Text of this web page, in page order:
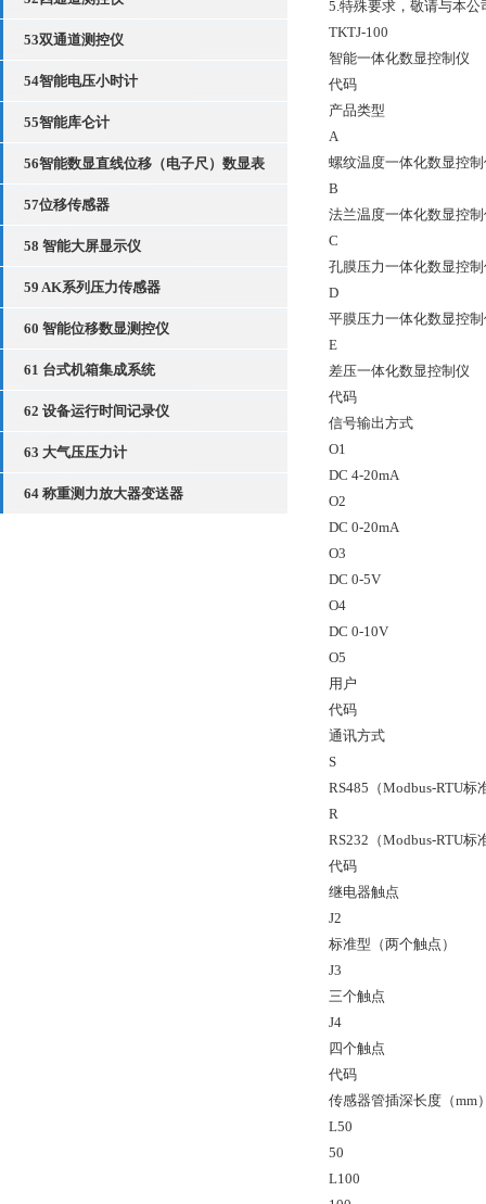
53双通道测控仪
54智能电压小时计
55智能库仑计
56智能数显直线位移（电子尺）数显表
57位移传感器
58 智能大屏显示仪
59 AK系列压力传感器
60 智能位移数显测控仪
61 台式机箱集成系统
62 设备运行时间记录仪
63 大气压压力计
64 称重测力放大器变送器
5.特殊要求，敬请与本
TKTJ-100
智能一体化数显控制仪
代码
产品类型
A
螺纹温度一体化数显控
B
法兰温度一体化数显控
C
孔膜压力一体化数显控
D
平膜压力一体化数显控
E
差压一体化数显控制仪
代码
信号输出方式
O1
DC 4-20mA
O2
DC 0-20mA
O3
DC 0-5V
O4
DC 0-10V
O5
用户
代码
通讯方式
S
RS485（Modbus-RTU标
R
RS232（Modbus-RTU标
代码
继电器触点
J2
标准型（两个触点）
J3
三个触点
J4
四个触点
代码
传感器管插深长度（mm
L50
50
L100